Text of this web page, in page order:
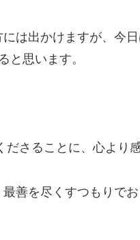
は出かけますが、今
と思います。
さることに、心より
善を尽くすつもりで